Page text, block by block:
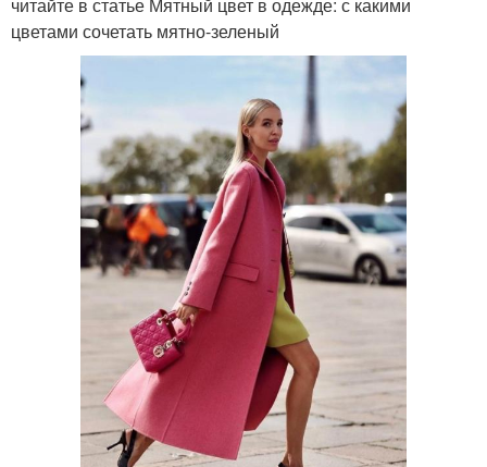
читайте в статье Мятный цвет в одежде: с какими
цветами сочетать мятно-зеленый